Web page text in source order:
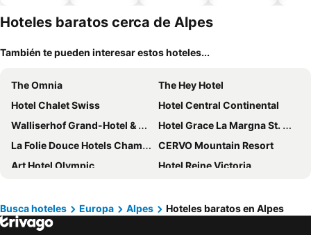
mascotas
Hoteles baratos cerca de Alpes
También te pueden interesar estos hoteles...
The Omnia
The Hey Hotel
Hotel Chalet Swiss
Hotel Central Continental
Walliserhof Grand-Hotel & Spa
Hotel Grace La Margna St. Moritz
La Folie Douce Hotels Chamonix
CERVO Mountain Resort
Art Hotel Olympic
Hotel Reine Victoria
Art Hotel Boston
Hotel Goldenes Kreuz - since 1605
Hauser Hotel St. Moritz
Busca hoteles Europa Alpes Hoteles baratos en Alpes